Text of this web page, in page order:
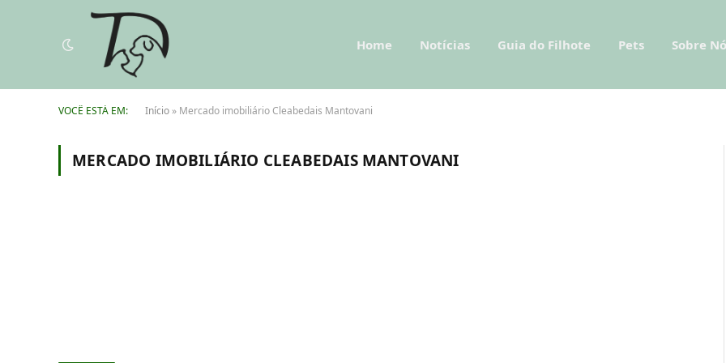
Home Notícias Guia do Filhote Pets Sobre
VOCÊ ESTÁ EM: Início » Mercado imobiliário Cleabedais Mantovani
MERCADO IMOBILIÁRIO CLEABEDAIS MANTOVANI